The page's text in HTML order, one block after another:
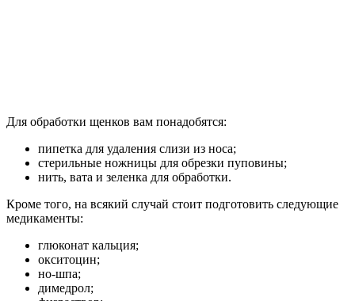
Для обработки щенков вам понадобятся:
пипетка для удаления слизи из носа;
стерильные ножницы для обрезки пуповины;
нить, вата и зеленка для обработки.
Кроме того, на всякий случай стоит подготовить следующие
медикаменты:
глюконат кальция;
окситоцин;
но-шпа;
димедрол;